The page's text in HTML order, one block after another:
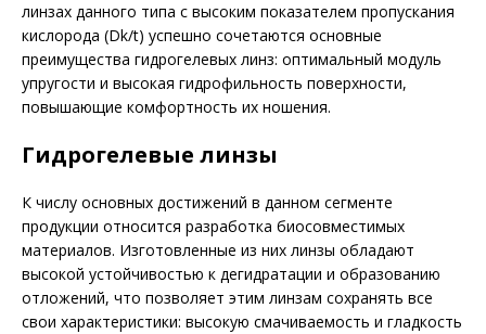
линзах данного типа с высоким показателем пропускания
кислорода (Dk/t) успешно сочетаются основные
преимущества гидрогелевых линз: оптимальный модуль
упругости и высокая гидрофильность поверхности,
повышающие комфортность их ношения.
Гидрогелевые линзы
К числу основных достижений в данном сегменте
продукции относится разработка биосовместимых
материалов. Изготовленные из них линзы обладают
высокой устойчивостью к дегидратации и образованию
отложений, что позволяет этим линзам сохранять все
свои характеристики: высокую смачиваемость и гладкость